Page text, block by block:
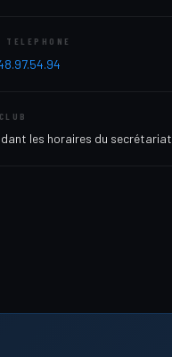
TELEPHONE
les horaires du secrétariat